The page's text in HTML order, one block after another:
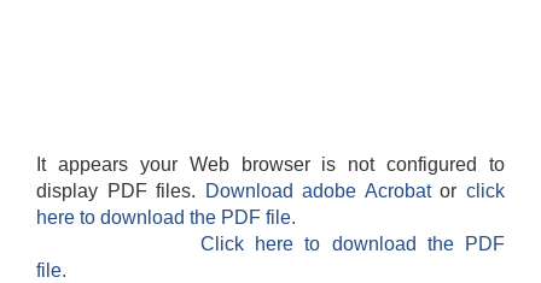
It appears your Web browser is not configured to
display PDF files.
Download adobe Acrobatorclick
here to download the PDF file.
Click here to download the PDF
file.